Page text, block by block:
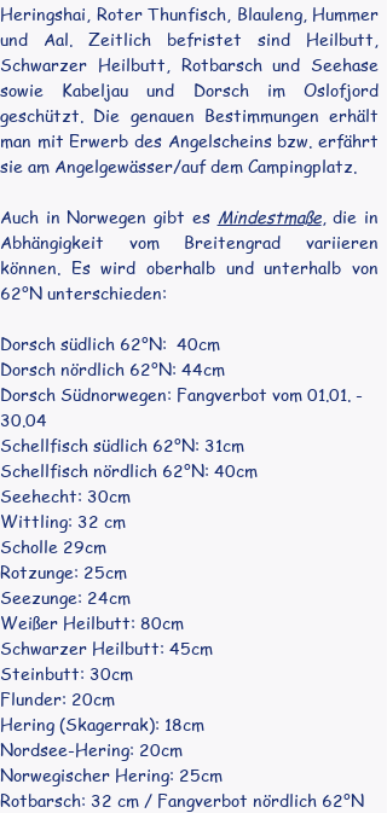
Heringshai, Roter Thunfisch, Blauleng, Hummer
und Aal. Zeitlich befristet sind Heilbutt,
Schwarzer Heilbutt, Rotbarsch und Seehase
sowie Kabeljau und Dorsch im Oslofjord
geschützt. Die genauen Bestimmungen erhält
man mit Erwerb des Angelscheins bzw. erfährt
sie am Angelgewässer/auf dem Campingplatz.
Auch in Norwegen gibt es Mindestmaße, die in
Abhängigkeit vom Breitengrad variieren
können. Es wird oberhalb und unterhalb von
62°N unterschieden:
Dorsch südlich 62°N:  40cm
Dorsch nördlich 62°N: 44cm
Dorsch Südnorwegen: Fangverbot vom 01.01. -
30.04
Schellfisch südlich 62°N: 31cm
Schellfisch nördlich 62°N: 40cm
Seehecht: 30cm
Wittling: 32 cm
Scholle 29cm
Rotzunge: 25cm
Seezunge: 24cm
Weißer Heilbutt: 80cm
Schwarzer Heilbutt: 45cm
Steinbutt: 30cm
Flunder: 20cm
Hering (Skagerrak): 18cm
Nordsee-Hering: 20cm
Norwegischer Hering: 25cm
Rotbarsch: 32 cm / Fangverbot nördlich 62°N